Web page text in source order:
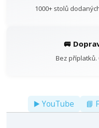
1000+ stolů
🚐
Bez příplatků.
▶️ YouTube 📘